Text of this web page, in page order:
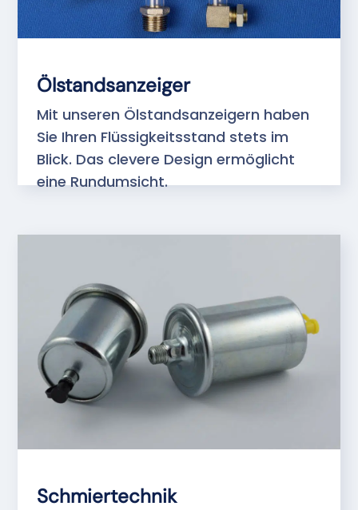
Ölstandsanzeiger
Mit unseren Ölstandsanzeigern haben
Sie Ihren Flüssigkeitsstand stets im
Blick. Das clevere Design ermöglicht
eine Rundumsicht.
Schmiertechnik